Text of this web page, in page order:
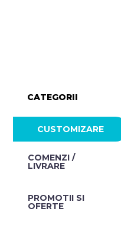
CATEGORII
CUSTOMIZARE
COMENZI /
LIVRARE
PROMOTII SI
OFERTE​